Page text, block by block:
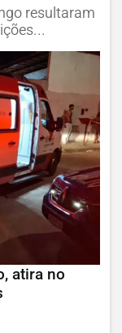
resultaram
atira no